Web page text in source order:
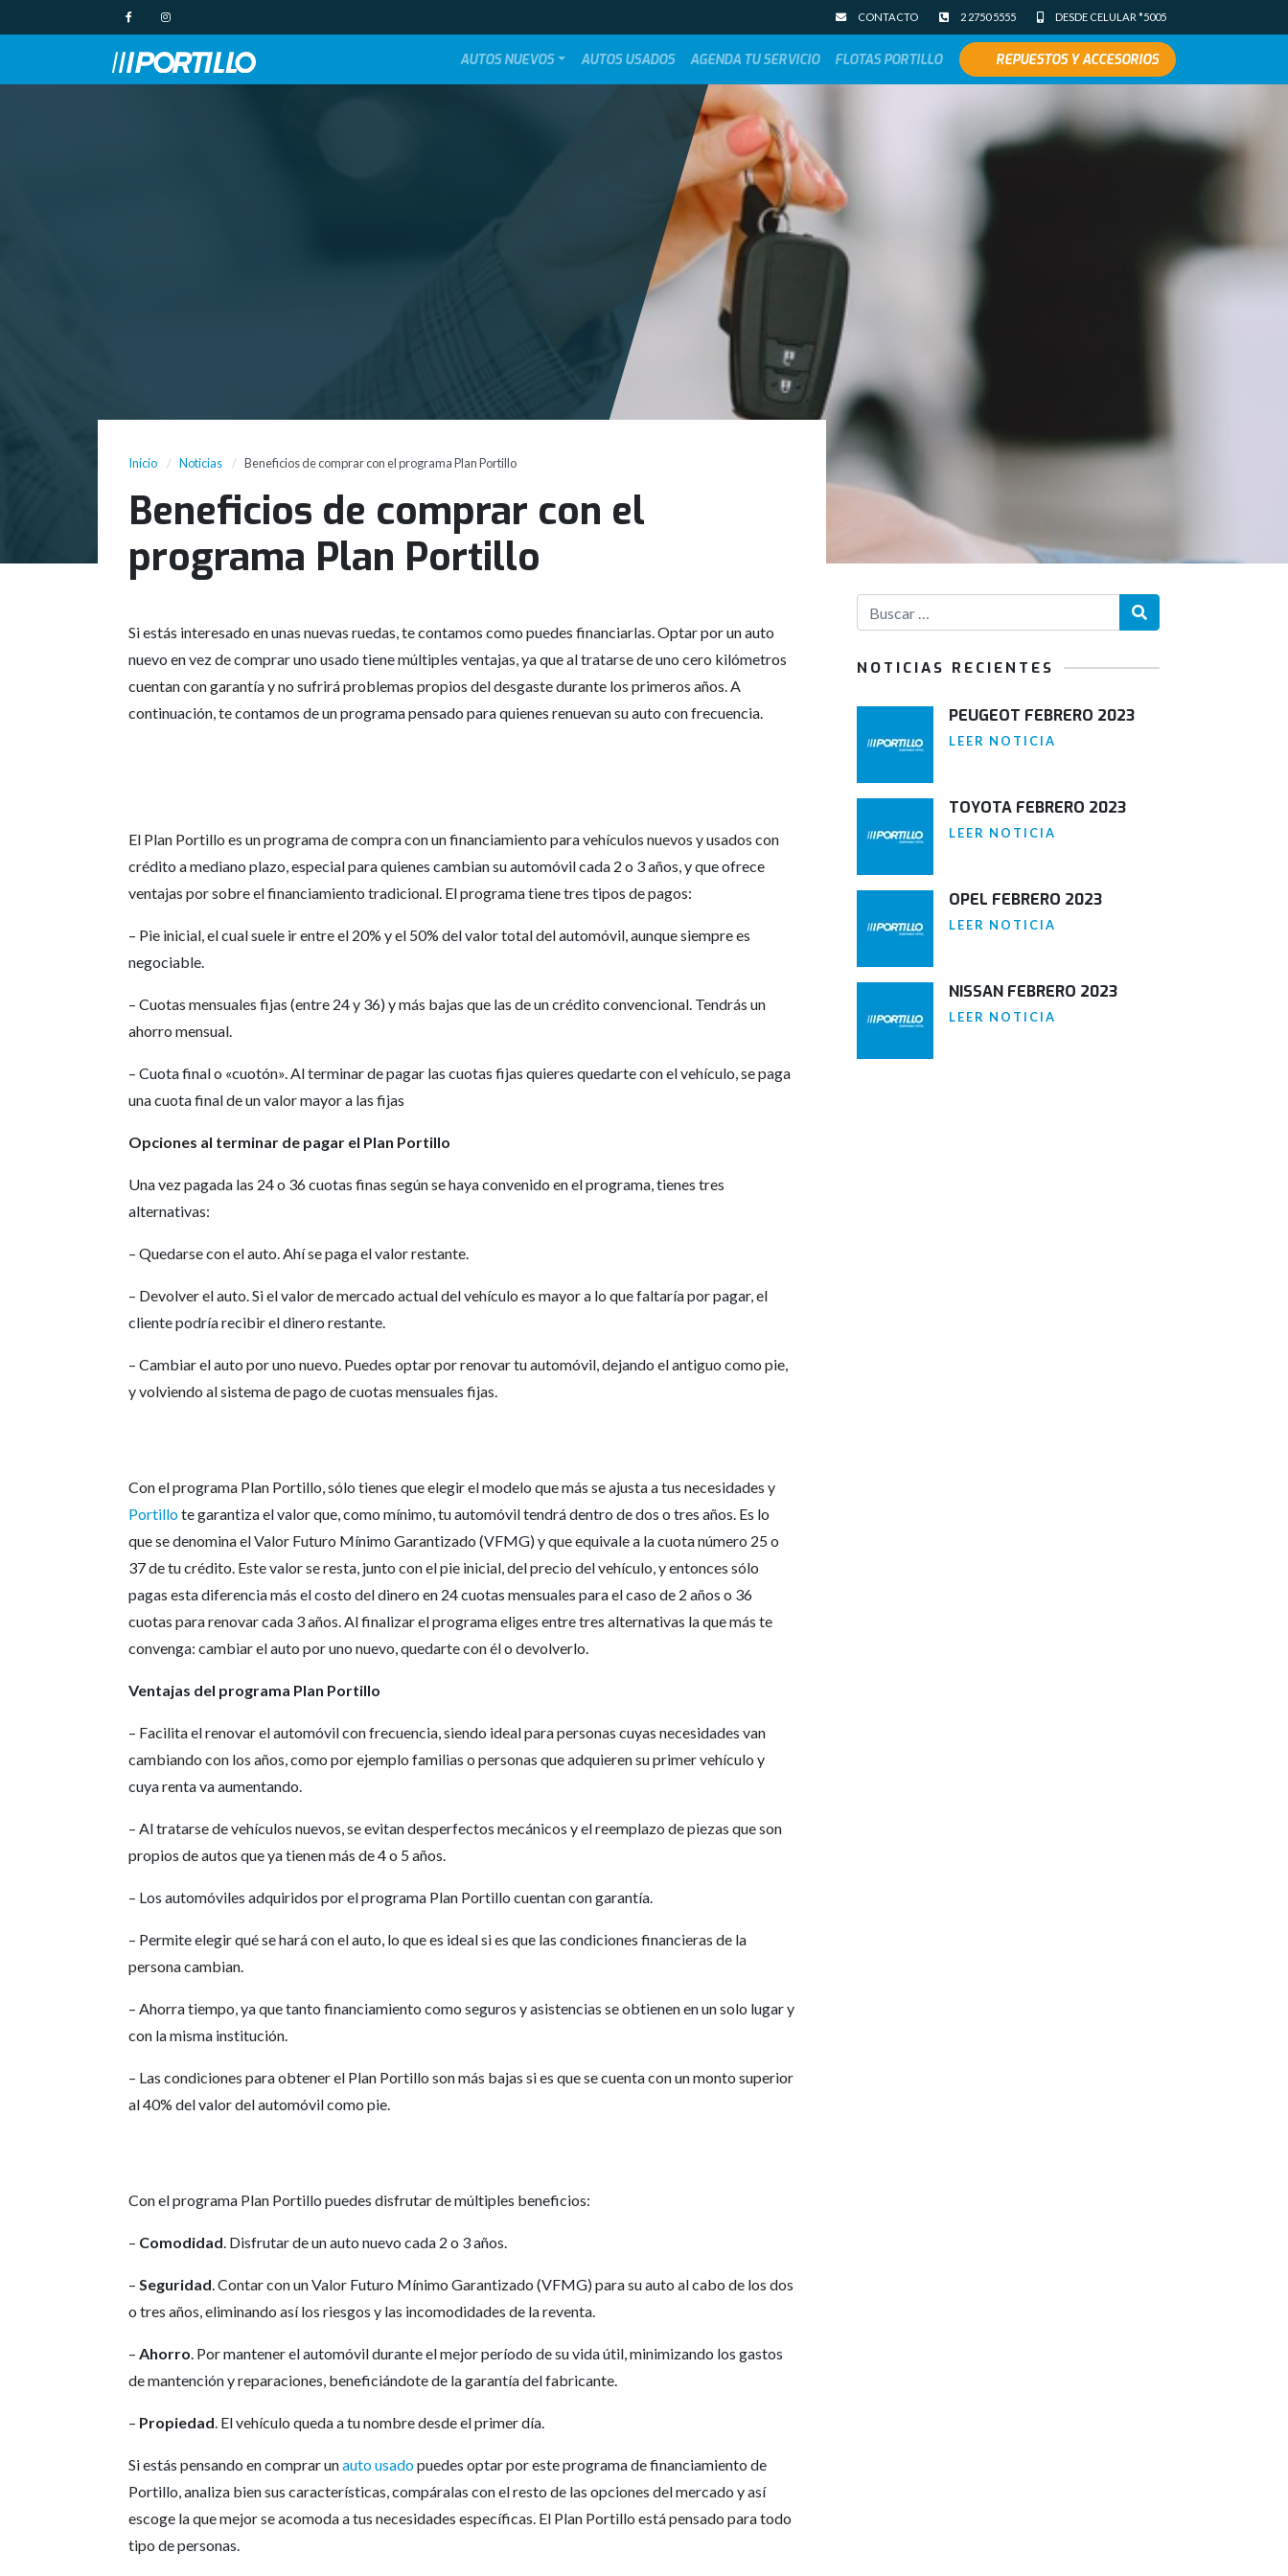
CONTACTO 2 2750 5555 DESDE CELULAR *5005
AUTOS NUEVOS AUTOS USADOS AGENDA TU SERVICIO FLOTAS PORTILLO REPUESTOS Y ACCESORIOS
Inicio Noticias Beneficios de comprar con el programa Plan Portillo
Beneficios de comprar con el
programa Plan Portillo
Si estás interesado en unas nuevas ruedas, te contamos como puedes financiarlas. Optar por un auto
nuevo en vez de comprar uno usado tiene múltiples ventajas, ya que al tratarse de uno cero kilómetros
cuentan con garantía y no sufrirá problemas propios del desgaste durante los primeros años. A
continuación, te contamos de un programa pensado para quienes renuevan su auto con frecuencia.
El Plan Portillo es un programa de compra con un financiamiento para vehículos nuevos y usados con
crédito a mediano plazo, especial para quienes cambian su automóvil cada 2 o 3 años, y que ofrece
ventajas por sobre el financiamiento tradicional. El programa tiene tres tipos de pagos:
– Pie inicial, el cual suele ir entre el 20% y el 50% del valor total del automóvil, aunque siempre es
negociable.
– Cuotas mensuales fijas (entre 24 y 36) y más bajas que las de un crédito convencional. Tendrás un
ahorro mensual.
– Cuota final o «cuotón». Al terminar de pagar las cuotas fijas quieres quedarte con el vehículo, se paga
una cuota final de un valor mayor a las fijas
Opciones al terminar de pagar el Plan Portillo
Una vez pagada las 24 o 36 cuotas finas según se haya convenido en el programa, tienes tres
alternativas:
– Quedarse con el auto. Ahí se paga el valor restante.
– Devolver el auto. Si el valor de mercado actual del vehículo es mayor a lo que faltaría por pagar, el
cliente podría recibir el dinero restante.
– Cambiar el auto por uno nuevo. Puedes optar por renovar tu automóvil, dejando el antiguo como pie,
y volviendo al sistema de pago de cuotas mensuales fijas.
Con el programa Plan Portillo, sólo tienes que elegir el modelo que más se ajusta a tus necesidades y
Portillote garantiza el valor que, como mínimo, tu automóvil tendrá dentro de dos o tres años. Es lo
que se denomina el Valor Futuro Mínimo Garantizado (VFMG) y que equivale a la cuota número 25 o
37 de tu crédito. Este valor se resta, junto con el pie inicial, del precio del vehículo, y entonces sólo
pagas esta diferencia más el costo del dinero en 24 cuotas mensuales para el caso de 2 años o 36
cuotas para renovar cada 3 años. Al finalizar el programa eliges entre tres alternativas la que más te
convenga: cambiar el auto por uno nuevo, quedarte con él o devolverlo.
Ventajas del programa Plan Portillo
– Facilita el renovar el automóvil con frecuencia, siendo ideal para personas cuyas necesidades van
cambiando con los años, como por ejemplo familias o personas que adquieren su primer vehículo y
cuya renta va aumentando.
– Al tratarse de vehículos nuevos, se evitan desperfectos mecánicos y el reemplazo de piezas que son
propios de autos que ya tienen más de 4 o 5 años.
– Los automóviles adquiridos por el programa Plan Portillo cuentan con garantía.
– Permite elegir qué se hará con el auto, lo que es ideal si es que las condiciones financieras de la
persona cambian.
– Ahorra tiempo, ya que tanto financiamiento como seguros y asistencias se obtienen en un solo lugar y
con la misma institución.
– Las condiciones para obtener el Plan Portillo son más bajas si es que se cuenta con un monto superior
al 40% del valor del automóvil como pie.
Con el programa Plan Portillo puedes disfrutar de múltiples beneficios:
– Comodidad. Disfrutar de un auto nuevo cada 2 o 3 años.
– Seguridad. Contar con un Valor Futuro Mínimo Garantizado (VFMG) para su auto al cabo de los dos
o tres años, eliminando así los riesgos y las incomodidades de la reventa.
– Ahorro. Por mantener el automóvil durante el mejor período de su vida útil, minimizando los gastos
de mantención y reparaciones, beneficiándote de la garantía del fabricante.
– Propiedad. El vehículo queda a tu nombre desde el primer día.
Si estás pensando en comprar unauto usadopuedes optar por este programa de financiamiento de
Portillo, analiza bien sus características, compáralas con el resto de las opciones del mercado y así
escoge la que mejor se acomoda a tus necesidades específicas. El Plan Portillo está pensado para todo
tipo de personas.
NOTICIAS RECIENTES
PEUGEOT FEBRERO 2023
LEER NOTICIA
TOYOTA FEBRERO 2023
LEER NOTICIA
OPEL FEBRERO 2023
LEER NOTICIA
NISSAN FEBRERO 2023
LEER NOTICIA